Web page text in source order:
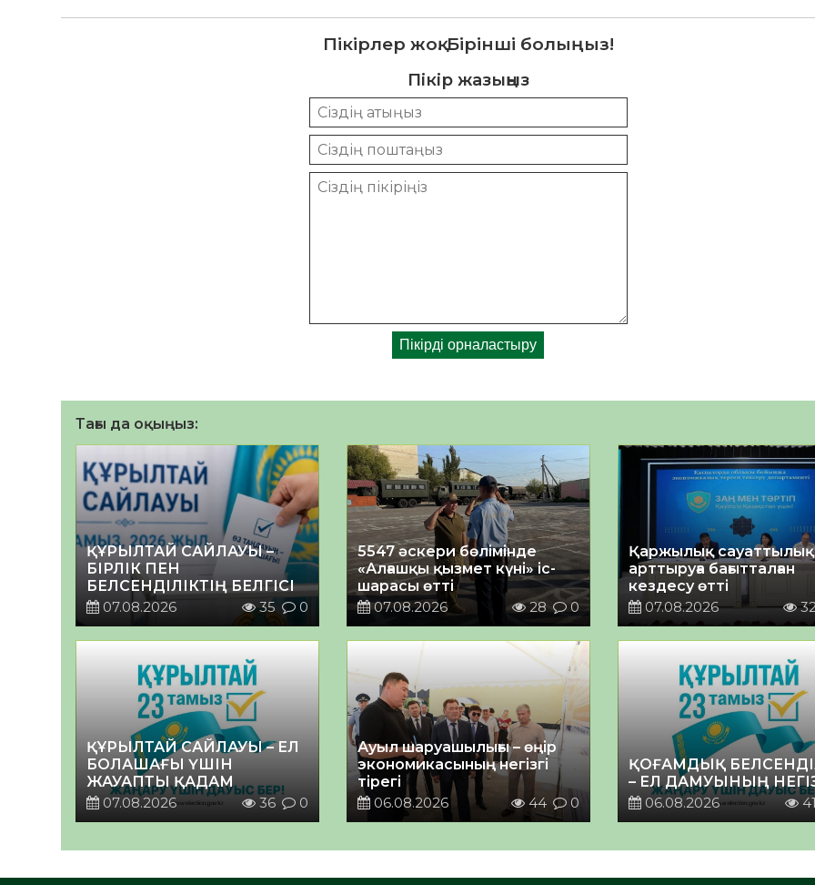
Пікірлер жоқ. Бірінші болыңыз!
Пікір жазыңыз
Тағы да оқыңыз:
ҚҰРЫЛТАЙ САЙЛАУЫ –
БІРЛІК ПЕН
БЕЛСЕНДІЛІКТІҢ БЕЛГІСІ
07.08.2026
35 0
5547 әскери бөлімінде
«Алғашқы қызмет күні» іс-
шарасы өтті
07.08.2026
28 0
Қаржылық
арттыруға бағытталған
кездесу өтті
07.08.2026
ҚҰРЫЛТАЙ САЙЛАУЫ – ЕЛ
БОЛАШАҒЫ ҮШІН
ЖАУАПТЫ ҚАДАМ
07.08.2026
36 0
Ауыл шаруашылығы – өңір
экономикасының негізгі
тірегі
06.08.2026
44 0
ҚОҒАМДЫҚ
– ЕЛ ДАМУЫНЫҢ
06.08.2026
41